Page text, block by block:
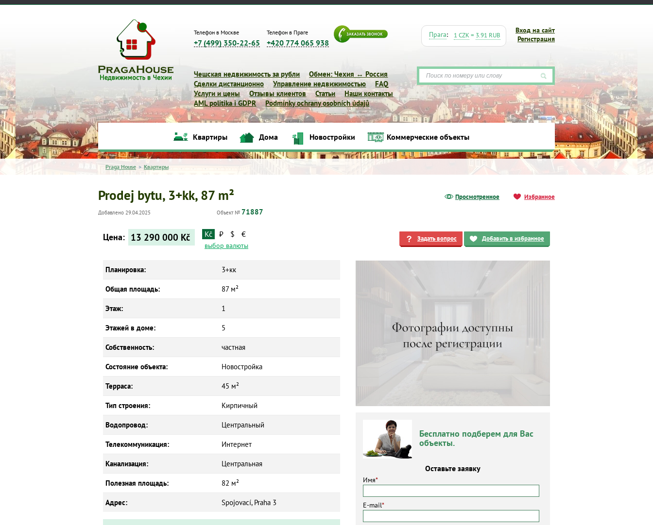
Телефон в Москве
+7 (499) 350-22-65
Телефон в Праге
+420 774 065 938
Вход на сайт
Регистрация
Прага: 1 CZK= 3.91 RUB
Чешская недвижимость за рубли
Обмен: Чехия ↔ Россия
Сделки дистанционно
Управление недвижимостью
FAQ
Услуги и цены
Отзывы клиентов Статьи
Наши контакты
AML politika i GDPR
Podmínky ochrany osobních údajů
Квартиры Дома Новостройки Коммерческие объекты
Квартиры Дома Новостройки Коммерческие объекты
Praga House > Квартиры
Просмотренное Избранное
Prodej bytu, 3+kk, 87 m²
Добавлено 29.04.2025 Объект № 71887
Задать вопрос Добавить в избранное
Бесплатно подберем для Вас
объекты.
Оставьте заявку
Имя*
E-mail*
Цена: 13 290 000 Kč Kč ₽ $ €
выбор валюты
Планировка: 3+кк
Общая площадь: 87 м²
Этаж: 1
Этажей в доме: 5
Собственность: частная
Состояние объекта: Новостройка
Терраса: 45 м²
Тип строения: Кирпичный
Водопровод: Центральный
Телекоммуникация: Интернет
Канализация: Центральная
Полезная площадь: 82 м²
Адрес: Spojovací, Praha 3